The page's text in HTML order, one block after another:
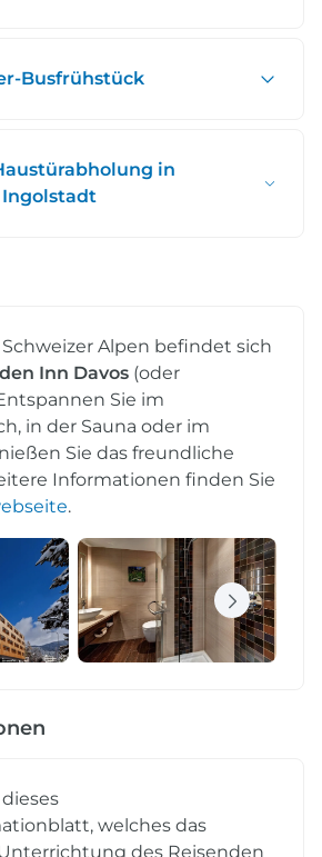
Busfrühstück
in
Alpen befindet sich
Inn Davos (oder
Sie im
in der Sauna oder im
Sie das freundliche
Informationen finden Sie
.
welches das
des Reisenden